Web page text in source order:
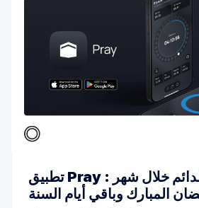
تطبيق Pray : رفيقك الدائم خلال شهر
المبارك وباقي أيام السنة